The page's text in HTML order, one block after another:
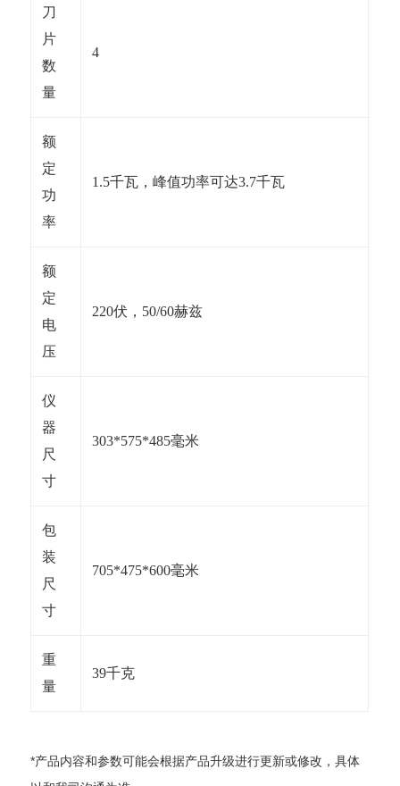
刀
片
数
量
4
额
定
功
率
1.5千瓦，峰值功率可达3.7千瓦
额
定
电
压
220伏，50/60赫兹
仪
器
尺
寸
303*575*485毫米
包
装
尺
寸
705*475*600毫米
重
量
39千克
*产品内容和参数可能会根据产品升级进行更新或修改，具体